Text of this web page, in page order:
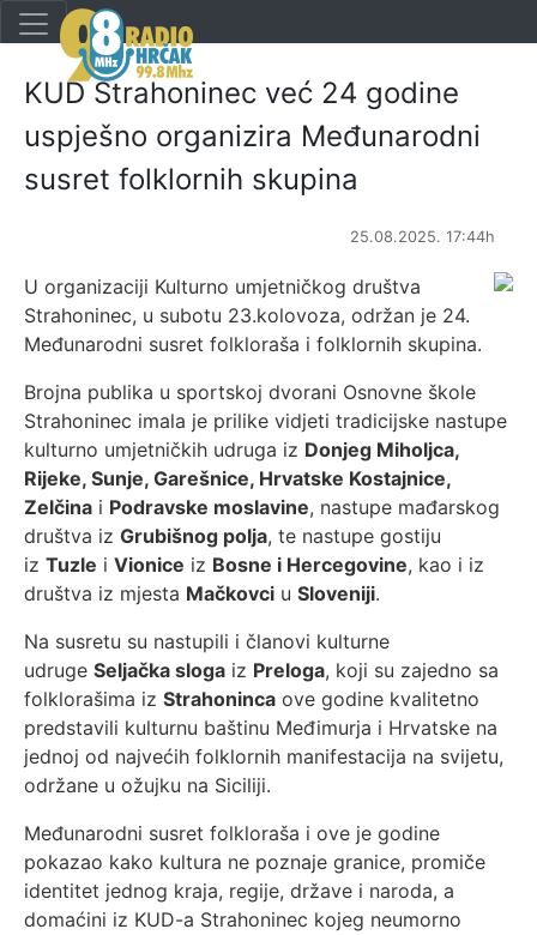
KUD Strahoninec već 24 godine
uspješno organizira Međunarodni
susret folklornih skupina
25.08.2025. 17:44h
U organizaciji Kulturno umjetničkog društva
Strahoninec, u subotu 23.kolovoza, održan je 24.
Međunarodni susret folkloraša i folklornih skupina.
Brojna publika u sportskoj dvorani Osnovne škole
Strahoninec imala je prilike vidjeti tradicijske nastupe
kulturno umjetničkih udruga iz Donjeg Miholjca,
Rijeke, Sunje, Garešnice, Hrvatske Kostajnice,
Zelčina i Podravske moslavine, nastupe mađarskog
društva iz Grubišnog polja, te nastupe gostiju
iz Tuzle i Vionice iz Bosne i Hercegovine, kao i iz
društva iz mjesta Mačkovci u Sloveniji.
Na susretu su nastupili i članovi kulturne
udruge Seljačka sloga iz Preloga, koji su zajedno sa
folklorašima iz Strahoninca ove godine kvalitetno
predstavili kulturnu baštinu Međimurja i Hrvatske na
jednoj od najvećih folklornih manifestacija na svijetu,
održane u ožujku na Siciliji.
Međunarodni susret folkloraša i ove je godine
pokazao kako kultura ne poznaje granice, promiče
identitet jednog kraja, regije, države i naroda, a
domaćini iz KUD-a Strahoninec kojeg neumorno